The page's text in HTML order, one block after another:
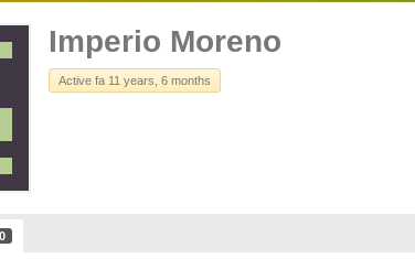
Imperio Moreno
Active fa 11 years, 6 months
0